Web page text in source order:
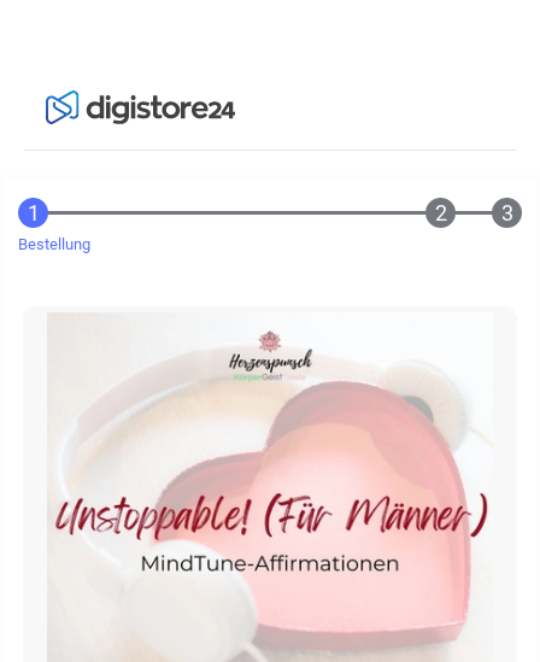
Bestellung